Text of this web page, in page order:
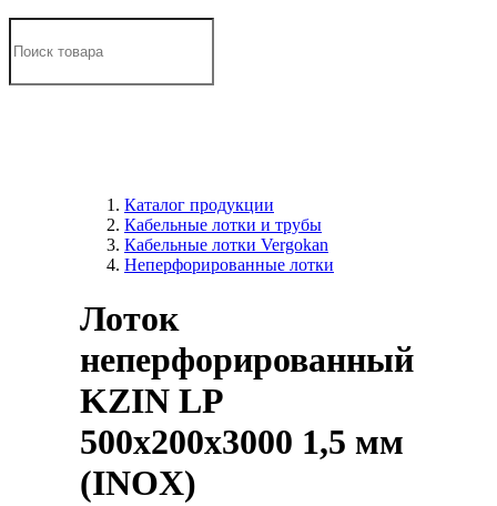
Каталог продукции
Кабельные лотки и трубы
Кабельные лотки Vergokan
Неперфорированные лотки
Лоток
неперфорированный
KZIN LP
500x200х3000 1,5 мм
(INOX)